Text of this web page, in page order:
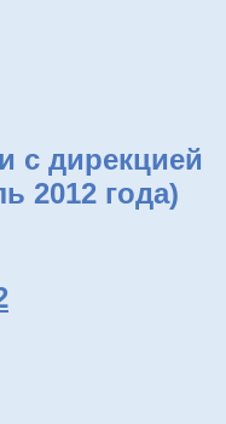
с дирекцией
2012 года)